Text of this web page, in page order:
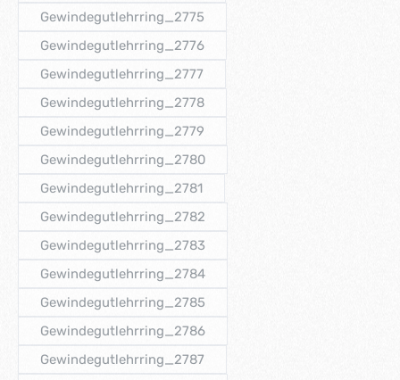
Gewindegutlehrring_2775
(Diese Option ist zurzeit nicht verfügbar.)
Gewindegutlehrring_2776
(Diese Option ist zurzeit nicht verfügbar.)
Gewindegutlehrring_2777
(Diese Option ist zurzeit nicht verfügbar.)
Gewindegutlehrring_2778
(Diese Option ist zurzeit nicht verfügbar.)
Gewindegutlehrring_2779
(Diese Option ist zurzeit nicht verfügbar.)
Gewindegutlehrring_2780
(Diese Option ist zurzeit nicht verfügbar.)
Gewindegutlehrring_2781
(Diese Option ist zurzeit nicht verfügbar.)
Gewindegutlehrring_2782
(Diese Option ist zurzeit nicht verfügbar.)
Gewindegutlehrring_2783
(Diese Option ist zurzeit nicht verfügbar.)
Gewindegutlehrring_2784
(Diese Option ist zurzeit nicht verfügbar.)
Gewindegutlehrring_2785
(Diese Option ist zurzeit nicht verfügbar.)
Gewindegutlehrring_2786
(Diese Option ist zurzeit nicht verfügbar.)
Gewindegutlehrring_2787
(Diese Option ist zurzeit nicht verfügbar.)